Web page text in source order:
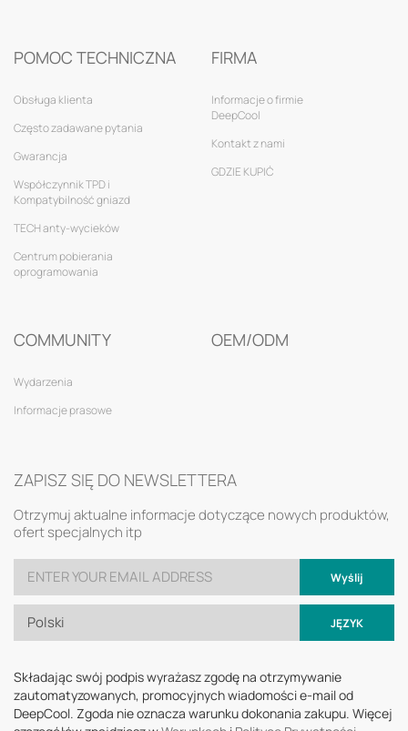
POMOC TECHNICZNA
Obsługa klienta
Często zadawane pytania
Gwarancja
Współczynnik TPD i
Kompatybilność gniazd
TECH anty-wycieków
Centrum pobierania
oprogramowania
FIRMA
Informacje o firmie
DeepCool
Kontakt z nami
GDZIE KUPIĆ
COMMUNITY
Wydarzenia
Informacje prasowe
OEM/ODM
ZAPISZ SIĘ DO NEWSLETTERA
Otrzymuj aktualne informacje dotyczące nowych produktów,
ofert specjalnych itp
Wyślij
Polski JĘZYK
Składając swój podpis wyrażasz zgodę na otrzymywanie
zautomatyzowanych, promocyjnych wiadomości e-mail od
DeepCool. Zgoda nie oznacza warunku dokonania zakupu. Więcej